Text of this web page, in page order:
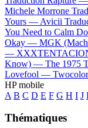
Michele Morrone
Yours — Avicii
You Need to Calm
Okay — MGK
—
Know) — The 1975
Lovefool —
HP mobile
A B C D E F G H I J
Thématiques